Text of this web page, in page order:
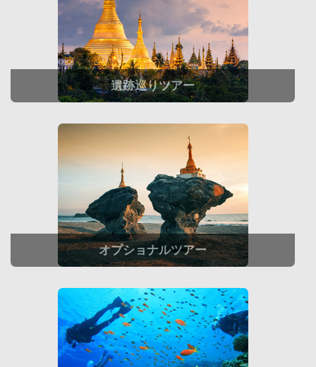
遺跡巡りツアー
オプショナルツアー